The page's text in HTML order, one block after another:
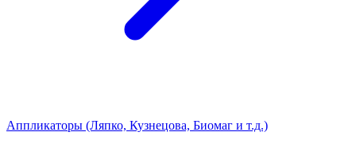
Аппликаторы (Ляпко, Кузнецова, Биомаг и т.д.)